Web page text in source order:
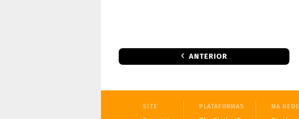
ANTERIOR
SITE PLATAFORMAS NA REDE